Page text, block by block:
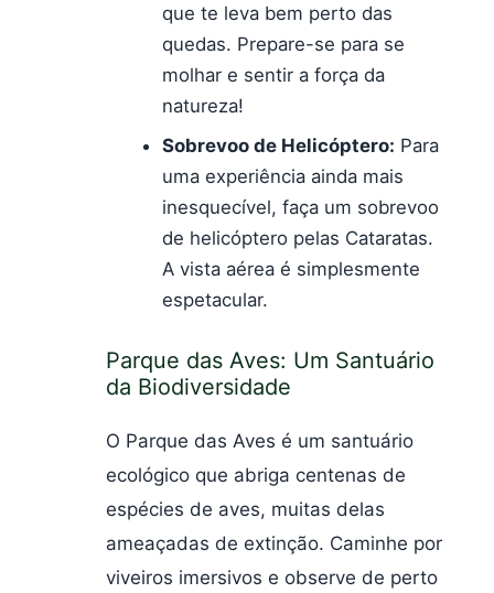
que te leva bem perto das
quedas. Prepare-se para se
molhar e sentir a força da
natureza!
Sobrevoo de Helicóptero: Para
uma experiência ainda mais
inesquecível, faça um sobrevoo
de helicóptero pelas Cataratas.
A vista aérea é simplesmente
espetacular.
Parque das Aves: Um Santuário
da Biodiversidade
O Parque das Aves é um santuário
ecológico que abriga centenas de
espécies de aves, muitas delas
ameaçadas de extinção. Caminhe por
viveiros imersivos e observe de perto